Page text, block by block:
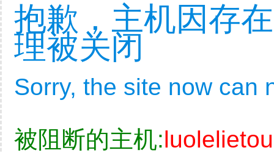
抱歉，主机因存
理被关闭
Sorry, the site now can
被阻断的主机: